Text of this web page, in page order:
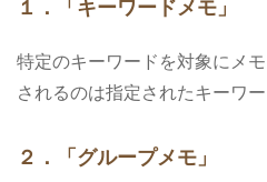
１．「キーワードメモ」
特定のキーワードを対象にメ
されるのは指定されたキーワー
２．「グループメモ」